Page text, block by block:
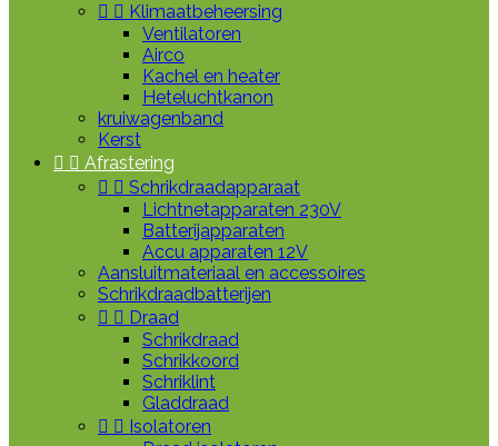
  Klimaatbeheersing
Ventilatoren
Airco
Kachel en heater
Heteluchtkanon
kruiwagenband
Kerst
  Afrastering
  Schrikdraadapparaat
Lichtnetapparaten 230V
Batterijapparaten
Accu apparaten 12V
Aansluitmateriaal en accessoires
Schrikdraadbatterijen
  Draad
Schrikdraad
Schrikkoord
Schriklint
Gladdraad
  Isolatoren